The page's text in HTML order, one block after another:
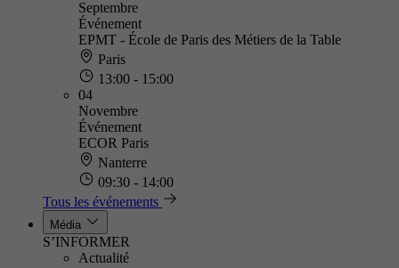
Septembre
Événement
EPMT - École de Paris des Métiers de la Table
Paris
13:00 - 15:00
04
Novembre
Événement
ECOR Paris
Nanterre
09:30 - 14:00
Tous les événements
Média
S’INFORMER
Actualité